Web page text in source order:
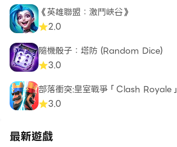
《英雄聯盟：激鬥峽谷》
2.0
隨機骰子：塔防 (Random Dice)
3.0
部落衝突:皇室戰爭「Clash Royale」
3.0
最新遊戲